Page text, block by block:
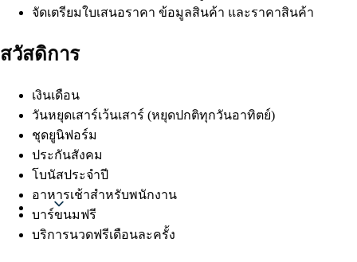
จัดเตรียมใบเสนอราคา ข้อมูลสินค้า และราคาสินค้า
สวัสดิการ
เงินเดือน
วันหยุดเสาร์เว้นเสาร์ (หยุดปกติทุกวันอาทิตย์)
ชุดยูนิฟอร์ม
ประกันสังคม
โบนัสประจำปี
อาหารเช้าสำหรับพนักงาน
บาร์ขนมฟรี
บริการนวดฟรีเดือนละครั้ง